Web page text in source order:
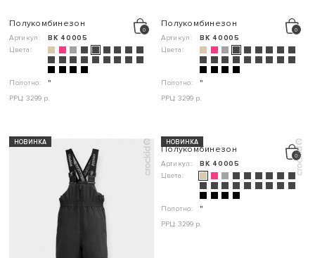
Полукомбинезон
Артикул:
ВК 40005
Цвета:
Полотно:
"
РРЦ: 3299 р.
Полукомбинезон
Артикул:
ВК 40005
Цвета:
Полотно:
"
РРЦ: 3299 р.
НОВИНКА НОВИНКА
Полукомбинезон
Артикул:
ВК 40005
Цвета:
Полотно:
"
РРЦ: 3299 р.